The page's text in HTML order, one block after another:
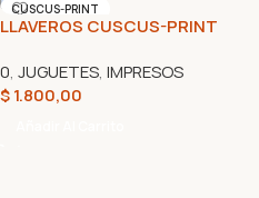
CUSCUS-PRINT
LLAVEROS CUSCUS-PRINT
0, JUGUETES, IMPRESOS
$1.800,00